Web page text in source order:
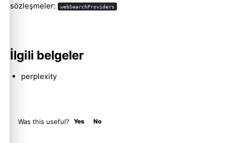
sözleşmeler: webSearchProviders
İlgili belgeler
perplexity
Was this useful? Yes No